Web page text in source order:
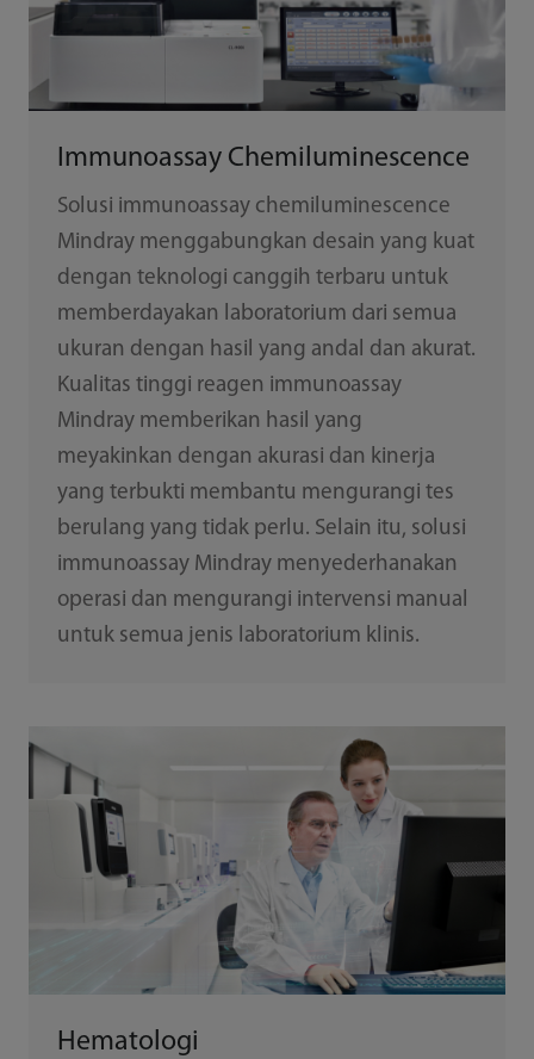
Immunoassay Chemiluminescence
Solusi immunoassay chemiluminescence
Mindray menggabungkan desain yang kuat
dengan teknologi canggih terbaru untuk
memberdayakan laboratorium dari semua
ukuran dengan hasil yang andal dan akurat.
Kualitas tinggi reagen immunoassay
Mindray memberikan hasil yang
meyakinkan dengan akurasi dan kinerja
yang terbukti membantu mengurangi tes
berulang yang tidak perlu. Selain itu, solusi
immunoassay Mindray menyederhanakan
operasi dan mengurangi intervensi manual
untuk semua jenis laboratorium klinis.
Hematologi